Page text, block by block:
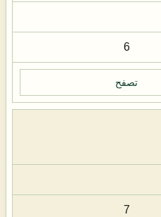
6
تصفح
7